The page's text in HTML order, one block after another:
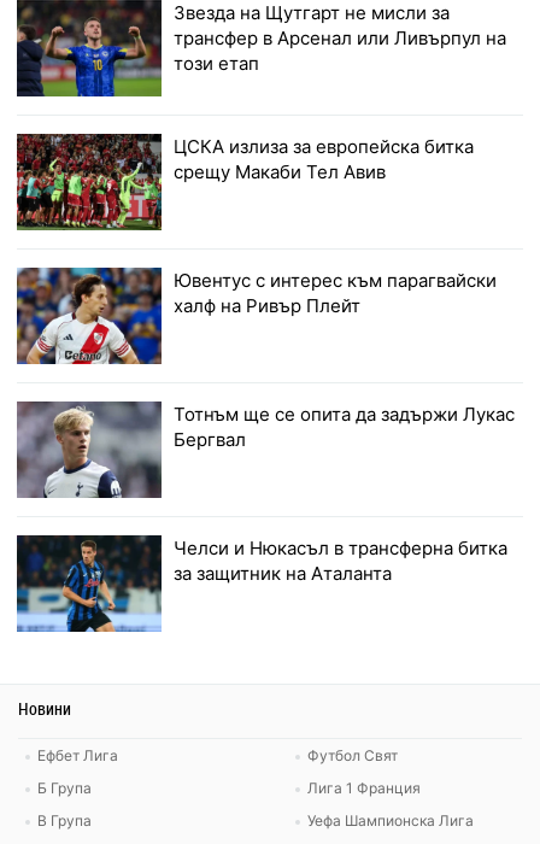
Звезда на Щутгарт не мисли за
трансфер в Арсенал или Ливърпул на
този етап
ЦСКА излиза за европейска битка
срещу Макаби Тел Авив
Ювентус с интерес към парагвайски
халф на Ривър Плейт
Тотнъм ще се опита да задържи Лукас
Бергвал
Челси и Нюкасъл в трансферна битка
за защитник на Аталанта
Новини
Ефбет Лига
Б Група
В Група
Футбол Свят
Лига 1 Франция
Уефа Шампионска Лига